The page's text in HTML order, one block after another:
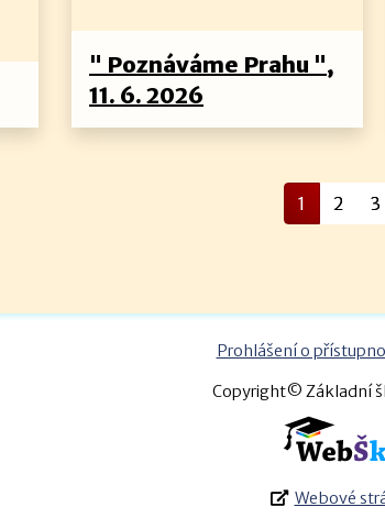
" Poznáváme Prahu ",
11. 6. 2026
1 2 3
Prohlášení o
Copyright© Základní
Webové